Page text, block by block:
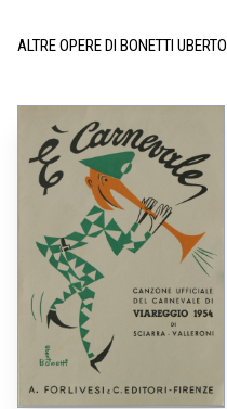
ALTRE OPERE DI BONETTI UBERTO